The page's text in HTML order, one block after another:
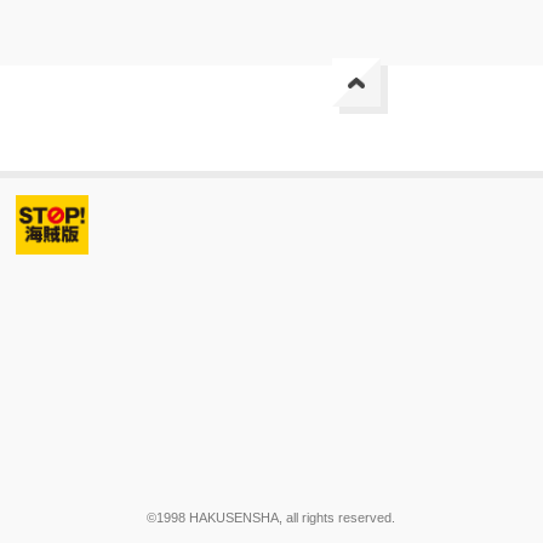
©1998 HAKUSENSHA, all rights reserved.